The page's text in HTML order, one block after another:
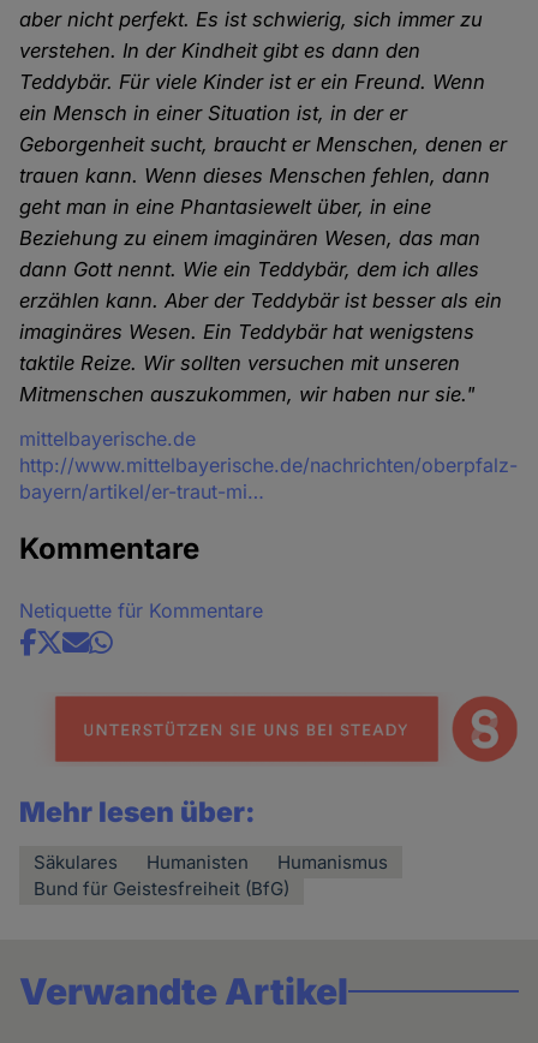
aber nicht perfekt. Es ist schwierig, sich immer zu
verstehen. In der Kindheit gibt es dann den
Teddybär. Für viele Kinder ist er ein Freund. Wenn
ein Mensch in einer Situation ist, in der er
Geborgenheit sucht, braucht er Menschen, denen er
trauen kann. Wenn dieses Menschen fehlen, dann
geht man in eine Phantasiewelt über, in eine
Beziehung zu einem imaginären Wesen, das man
dann Gott nennt. Wie ein Teddybär, dem ich alles
erzählen kann. Aber der Teddybär ist besser als ein
imaginäres Wesen. Ein Teddybär hat wenigstens
taktile Reize. Wir sollten versuchen mit unseren
Mitmenschen auszukommen, wir haben nur sie."
Quelle
mittelbayerische.de
http://www.mittelbayerische.de/nachrichten/oberpfalz-
bayern/artikel/er-traut-mi…
Kommentare
Netiquette für Kommentare
Share
news
Mehr lesen über:
Säkulares Humanisten
Humanismus
Bund für Geistesfreiheit (BfG)
Verwandte Artikel